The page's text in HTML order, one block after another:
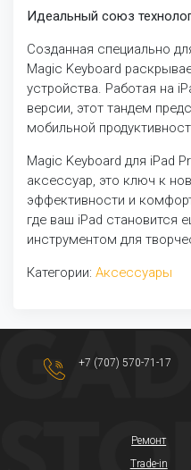
Идеальный союз
Созданная специально
Magic Keyboard
устройства. Работая на
версии, этот тандем
мобильной
Magic Keyboard для iPad
аксессуар, это ключ к
эффективности и
где ваш iPad
инструментом для
Категории: Аксессуары
+7 (707) 570-71-17
Ремонт
Trade-in